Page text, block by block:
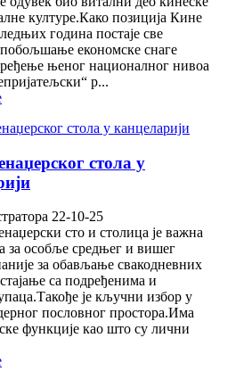
културе.Како позиција Кине
година постаје све
побољшање економске снаге
њеног националног нивоа
р...
стола у
22-10-25
сто и столица је важна
за особље средњег и вишег
за обављање свакодневних
са подређенима и
је кључни избор у
пословног простора.Има
функције као што су лични